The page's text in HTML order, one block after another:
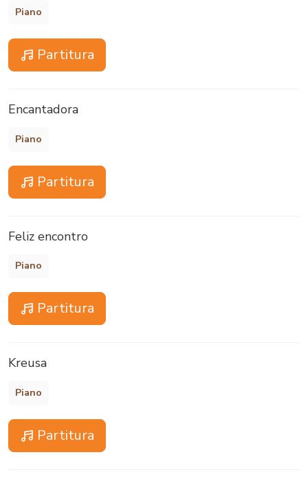
Piano
Partitura
Encantadora
Piano
Partitura
Feliz encontro
Piano
Partitura
Kreusa
Piano
Partitura